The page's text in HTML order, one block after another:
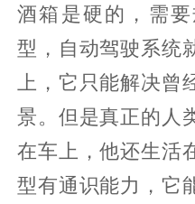
酒箱是硬的，需
型，自动驾驶系统
上，它只能解决曾
景。但是真正的人
在车上，他还生活
型有通识能力，它